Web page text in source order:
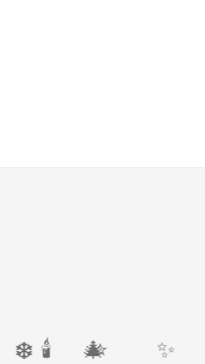
⭐
🎄 ❄️
🦌 ❄️